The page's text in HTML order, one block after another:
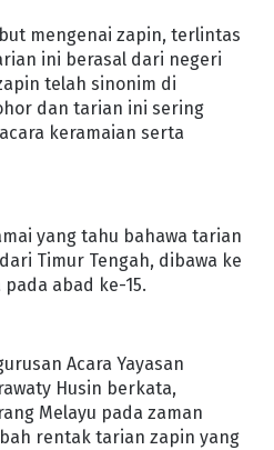
mengenai zapin, terlintas
ini berasal dari negeri
telah sinonim di
dan tarian ini sering
keramaian serta
yang tahu bahawa tarian
Timur Tengah, dibawa ke
abad ke-15.
Acara Yayasan
Husin berkata,
Melayu pada zaman
rentak tarian zapin yang